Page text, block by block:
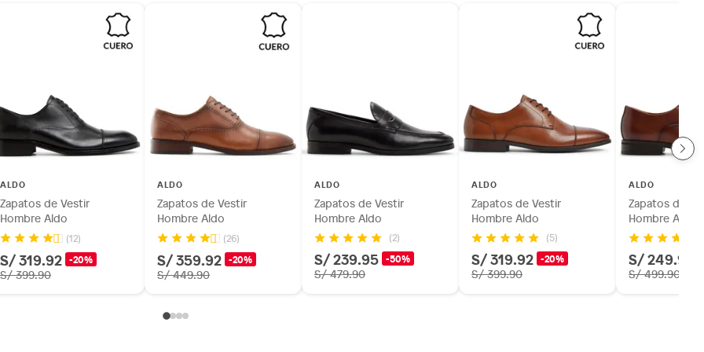
ALDO
Zapatos de Vestir
Hombre Aldo
(12)
S/ 319.92 -20%
S/ 399.90
ALDO
Zapatos de Vestir
Hombre Aldo
(26)
S/ 359.92 -20%
S/ 449.90
ALDO
Zapatos de Vestir
Hombre Aldo
(2)
S/ 239.95 -50%
S/ 479.90
ALDO
Zapatos de Vestir
Hombre Aldo
(5)
S/ 319.92 -20%
S/ 399.90
ALDO
Zapatos de
Hombre Aldo
S/ 249.95
S/ 499.90